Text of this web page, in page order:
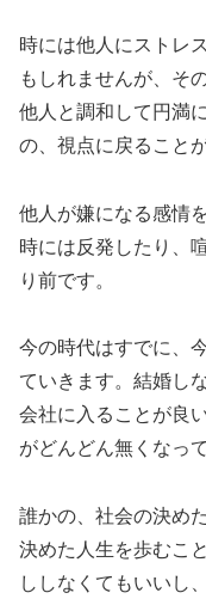
時には他人にストレ
もしれませんが、そ
他人と調和して円満
の、視点に戻ること
他人が嫌になる感情
時には反発したり、
り前です。
今の時代はすでに、
ていきます。結婚し
会社に入ることが良
がどんどん無くなっ
誰かの、社会の決め
決めた人生を歩むこ
ししなくてもいいし